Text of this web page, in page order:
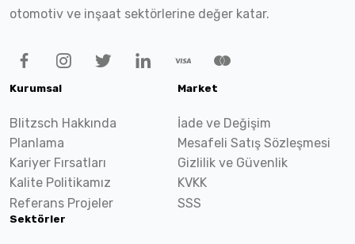
otomotiv ve inşaat sektörlerine değer katar.
Kurumsal
Blitzsch Hakkında
Planlama
Kariyer Fırsatları
Kalite Politikamız
Referans Projeler
Market
İade ve Değişim
Mesafeli Satış Sözleşmesi
Gizlilik ve Güvenlik
KVKK
SSS
Sektörler